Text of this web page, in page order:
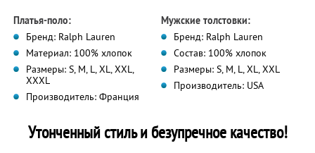
Платья-поло:
Бренд: Ralph Lauren
Материал: 100% хлопок
Размеры: S, M, L, XL, XXL,
XXXL
Производитель: Франция
Мужские толстовки:
Бренд: Ralph Lauren
Состав: 100% хлопок
Размеры: S, M, L, XL, XXL
Производитель: USA
Утонченный стиль и безупречное качество!